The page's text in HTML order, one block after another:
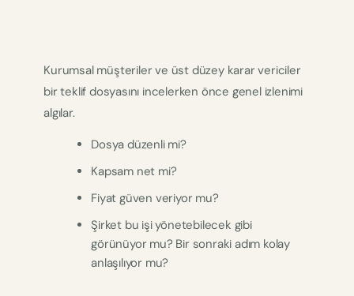
Kurumsal müşteriler ve üst düzey karar vericiler
bir teklif dosyasını incelerken önce genel izlenimi
algılar.
Dosya düzenli mi?
Kapsam net mi?
Fiyat güven veriyor mu?
Şirket bu işi yönetebilecek gibi
görünüyor mu? Bir sonraki adım kolay
anlaşılıyor mu?